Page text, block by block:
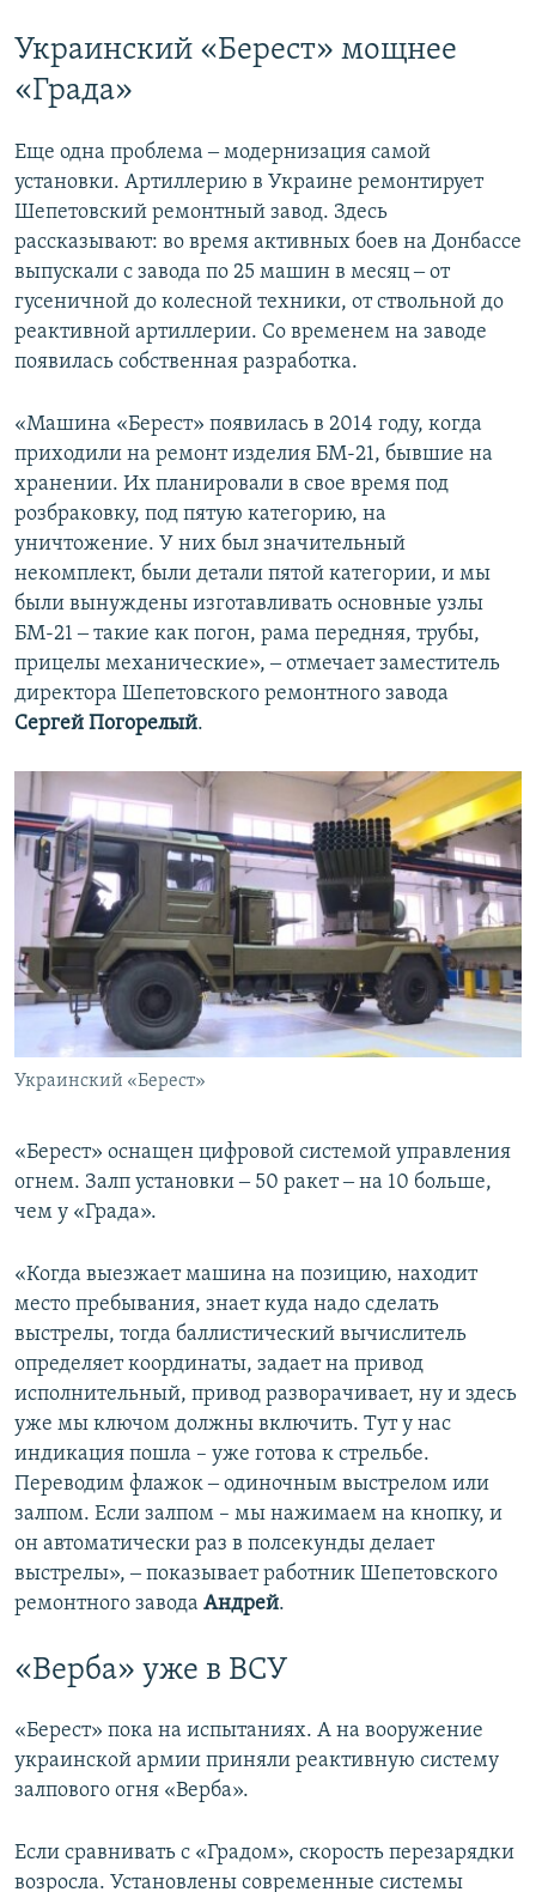
Украинский «Берест» мощнее
«Града»
Еще одна проблема ‒ модернизация самой
установки. Артиллерию в Украине ремонтирует
Шепетовский ремонтный завод. Здесь
рассказывают: во время активных боев на Донбассе
выпускали с завода по 25 машин в месяц ‒ от
гусеничной до колесной техники, от ствольной до
реактивной артиллерии. Со временем на заводе
появилась собственная разработка.
«Машина «Берест» появилась в 2014 году, когда
приходили на ремонт изделия БМ-21, бывшие на
хранении. Их планировали в свое время под
розбраковку, под пятую категорию, на
уничтожение. У них был значительный
некомплект, были детали пятой категории, и мы
были вынуждены изготавливать основные узлы
БМ-21 ‒ такие как погон, рама передняя, трубы,
прицелы механические», ‒ отмечает заместитель
директора Шепетовского ремонтного завода
Сергей Погорелый.
Украинский «Берест»
«Берест» оснащен цифровой системой управления
огнем. Залп установки ‒ 50 ракет ‒ на 10 больше,
чем у «Града».
«Когда выезжает машина на позицию, находит
место пребывания, знает куда надо сделать
выстрелы, тогда баллистический вычислитель
определяет координаты, задает на привод
исполнительный, привод разворачивает, ну и здесь
уже мы ключом должны включить. Тут у нас
индикация пошла – уже готова к стрельбе.
Переводим флажок ‒ одиночным выстрелом или
залпом. Если залпом – мы нажимаем на кнопку, и
он автоматически раз в полсекунды делает
выстрелы», ‒ показывает работник Шепетовского
ремонтного завода Андрей.
«Верба» уже в ВСУ
«Берест» пока на испытаниях. А на вооружение
украинской армии приняли реактивную систему
залпового огня «Верба».
Если сравнивать с «Градом», скорость перезарядки
возросла. Установлены современные системы